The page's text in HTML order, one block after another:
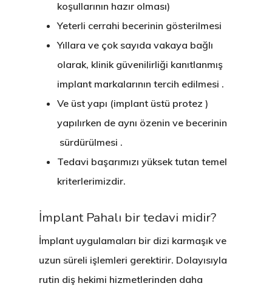
koşullarının hazır olması)
Yeterli cerrahi becerinin gösterilmesi
Yıllara ve çok sayıda vakaya bağlı
olarak, klinik güvenilirliği kanıtlanmış
implant markalarının tercih edilmesi .
Ve üst yapı (implant üstü protez )
yapılırken de aynı özenin ve becerinin
sürdürülmesi .
Tedavi başarımızı yüksek tutan temel
kriterlerimizdir.
İmplant Pahalı bir tedavi midir?
İmplant uygulamaları bir dizi karmaşık ve
uzun süreli işlemleri gerektirir. Dolayısıyla
rutin diş hekimi hizmetlerinden daha